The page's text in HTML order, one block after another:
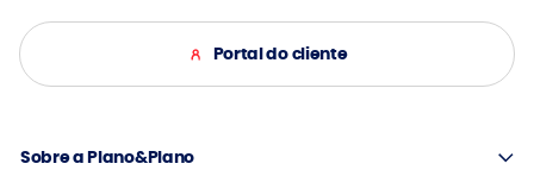
Portal do cliente
Sobre a Plano&Plano